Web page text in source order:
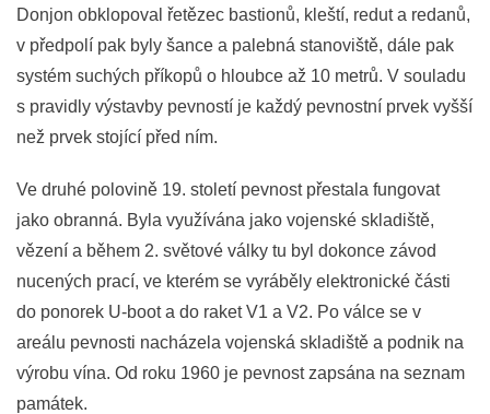
Donjon obklopoval řetězec bastionů, kleští, redut a redanů,
v předpolí pak byly šance a palebná stanoviště, dále pak
systém suchých příkopů o hloubce až 10 metrů. V souladu
s pravidly výstavby pevností je každý pevnostní prvek vyšší
než prvek stojící před ním.
Ve druhé polovině 19. století pevnost přestala fungovat
jako obranná. Byla využívána jako vojenské skladiště,
vězení a během 2. světové války tu byl dokonce závod
nucených prací, ve kterém se vyráběly elektronické části
do ponorek U-boot a do raket V1 a V2. Po válce se v
areálu pevnosti nacházela vojenská skladiště a podnik na
výrobu vína. Od roku 1960 je pevnost zapsána na seznam
památek.